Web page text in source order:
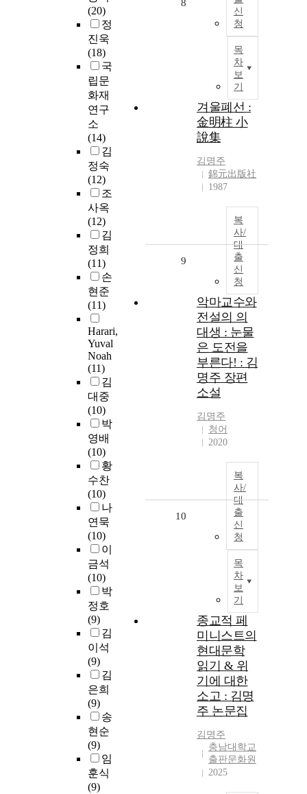
(20)
정
진욱
(18)
국
립문
화재
연구
소
(14)
김
정숙
(12)
조
사옥
(12)
김
정희
(11)
손
현준
(11)
Harari,
Yuval
Noah
(11)
김
대중
(10)
박
영배
(10)
황
수찬
(10)
나
연묵
(10)
이
금석
(10)
박
정호
(9)
김
이석
(9)
김
은희
(9)
송
현순
(9)
임
훈식
(9)
신
청
목
차
보
기
8
겨울폐선 :
金明柱 小
說集
김명주
錦元出版社
1987
복
사/
대
출
신
청
9
악마교수와
전설의 의
대생 : 눈물
은 도전을
부른다! : 김
명주 장편
소설
김명주
청어
2020
복
사/
대
출
신
청
목
차
보
기
10
종교적 페
미니스트의
현대문학
읽기 & 위
기에 대한
소고 : 김명
주 논문집
김명주
충남대학교
출판문화원
2025